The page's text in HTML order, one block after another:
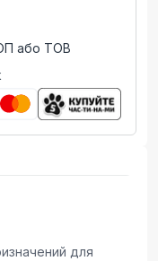
або ТОВ
для